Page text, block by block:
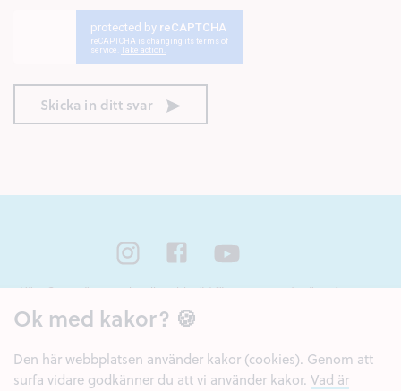
Skicka in ditt svar
Ok med kakor? 🍪
Den här webbplatsen använder kakor (cookies). Genom att
surfa vidare godkänner du att vi använder kakor. Vad är
Nära Cancer är ett nationellt webbstöd för unga som står nära någon som
Örebro län och Regionalt cancercentrum Uppsala- Örebro.